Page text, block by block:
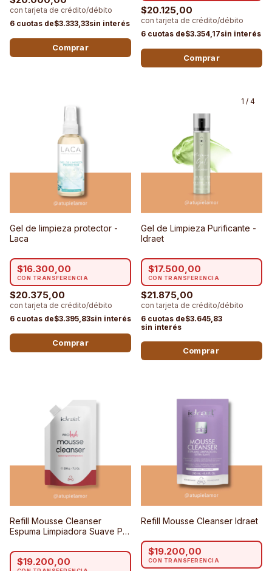
$3.333,33
$20.125,00
$3.354,17
Gel de limpieza protector -
Laca
$20.375,00
$3.395,83
$16.300,00
1 / 4
Gel de Limpieza Purificante -
Idraet
$21.875,00
$3.645,83
$17.500,00
Refill Mousse Cleanser
Espuma Limpiadora Suave Pro
$19.200,00
Refill Mousse Cleanser Idraet
$19.200,00